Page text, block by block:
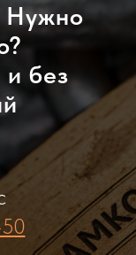
Нужно
без